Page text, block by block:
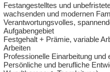
Festangestelltes und
wachsenden und modernen
Verantwortungsvolles,
Aufgabengebiet
Festgehalt + Prämie, variable
Arbeiten
Professionelle Einarbeitung
Persönliche und berufliche